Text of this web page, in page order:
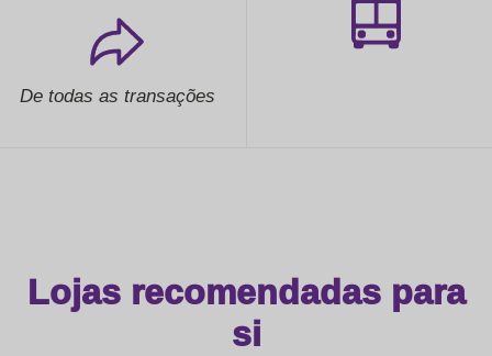
De todas as transações
Lojas recomendadas para
si